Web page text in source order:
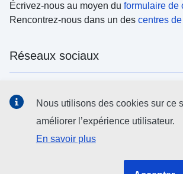
Écrivez-nous au moyen du formulaire de
Rencontrez-nous dans un des centres de
Réseaux sociaux
Institutions et organes de l’UE
Nous utilisons des cookies sur ce
améliorer l’expérience utilisateur.
En savoir plus